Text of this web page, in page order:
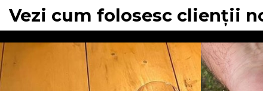
mulțumesc!
Vezi cum folosesc clienții